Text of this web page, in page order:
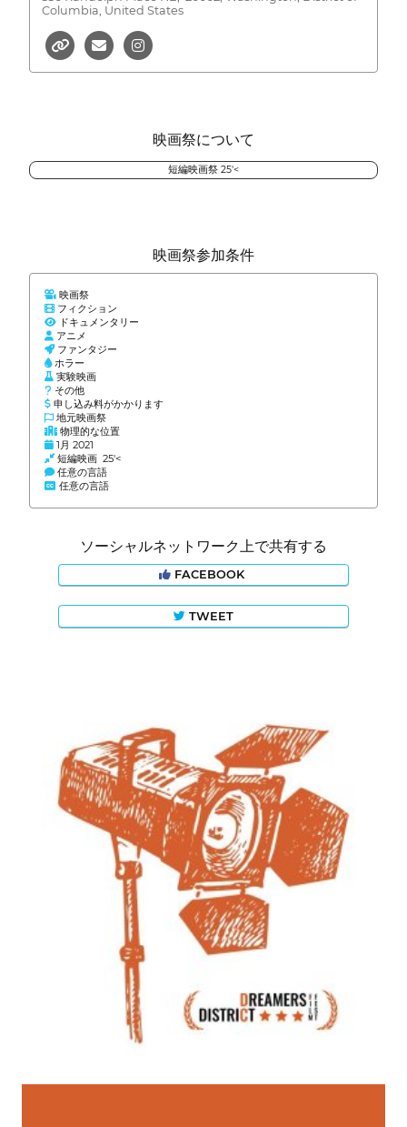
Columbia, United States
映画祭について
短編映画祭 25'<
映画祭参加条件
映画祭
フィクション
ドキュメンタリー
アニメ
ファンタジー
ホラー
実験映画
その他
申し込み料がかかります
地元映画祭
物理的な位置
1月 2021
短編映画 25'<
任意の言語
任意の言語
ソーシャルネットワーク上で共有する
FACEBOOK
TWEET